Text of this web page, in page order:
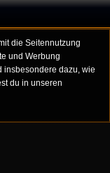
die Seitennutzung
und Werbung
insbesondere dazu, wie
du in unseren